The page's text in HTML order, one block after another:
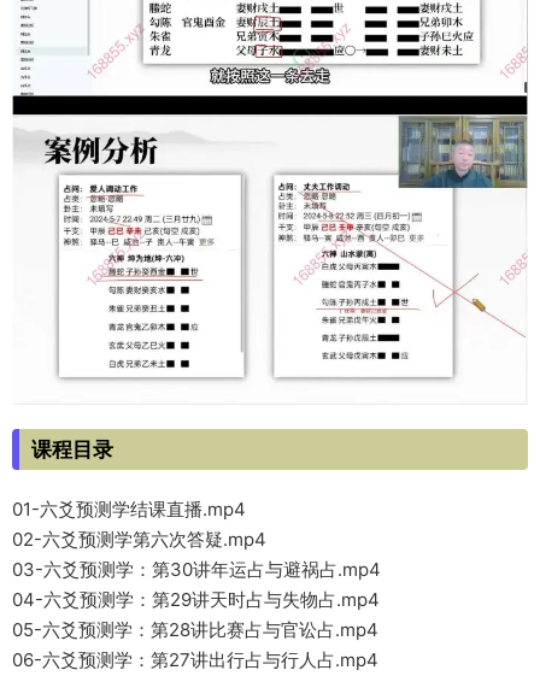
课程目录
01-六爻预测学结课直播.mp4
02-六爻预测学第六次答疑.mp4
03-六爻预测学：第30讲年运占与避祸占.mp4
04-六爻预测学：第29讲天时占与失物占.mp4
05-六爻预测学：第28讲比赛占与官讼占.mp4
06-六爻预测学：第27讲出行占与行人占.mp4